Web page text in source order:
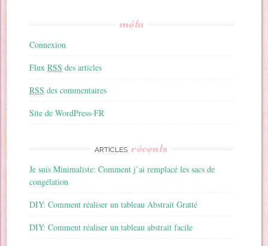
méta
Connexion
FluxRSS des articles
RSS des commentaires
Site de WordPress-FR
ARTICLES récents
Je suis Minimaliste: Comment j’ai remplacé les sacs de
congélation
DIY: Comment réaliser un tableau Abstrait Gratté
DIY: Comment réaliser un tableau abstrait facile